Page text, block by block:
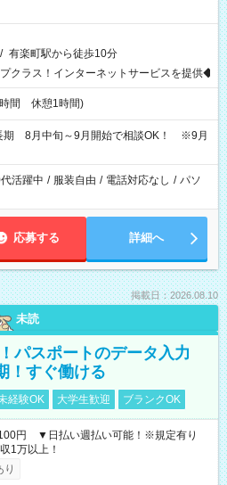
/ 有楽町駅から徒歩10分
クラス！インターネットサービスを提供◆
間 休憩1時間)
期 8月中旬～9月開始で相談OK！ ※9月
活躍中 / 服装自由 / 電話対応なし / パソ
応募する 詳細へ
掲載日：2026.08.10
未読
パスポートのデータ入力
！すぐ働ける
経験OK 大学生歓迎 ブランクOK
円 ▼日払い週払い可能！※規定有り
1万以上！
り